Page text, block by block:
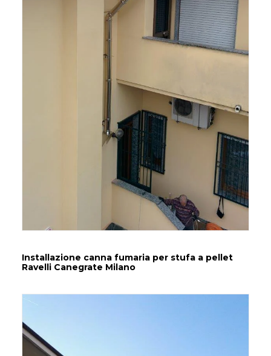
Installazione canna fumaria per stufa a pellet
Ravelli Canegrate Milano